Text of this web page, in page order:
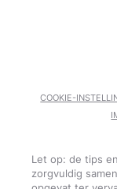
COOKIE-
Let op: de tips
zorgvuldig